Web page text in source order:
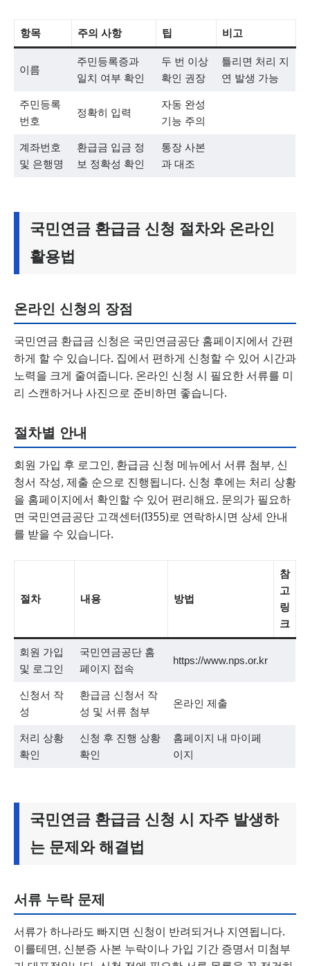
항목 주의 사항 팁 비고
이름
주민등록증과
일치 여부 확인
두 번 이상
확인 권장
틀리면 처리 지
연 발생 가능
주민등록
번호
정확히 입력
자동 완성
기능 주의
계좌번호
및 은행명
환급금 입금 정
보 정확성 확인
통장 사본
과 대조
국민연금 환급금 신청 절차와 온라인
활용법
온라인 신청의 장점
국민연금 환급금 신청은 국민연금공단 홈페이지에서 간편
하게 할 수 있습니다. 집에서 편하게 신청할 수 있어 시간과
노력을 크게 줄여줍니다. 온라인 신청 시 필요한 서류를 미
리 스캔하거나 사진으로 준비하면 좋습니다.
절차별 안내
회원 가입 후 로그인, 환급금 신청 메뉴에서 서류 첨부, 신
청서 작성, 제출 순으로 진행됩니다. 신청 후에는 처리 상황
을 홈페이지에서 확인할 수 있어 편리해요. 문의가 필요하
면 국민연금공단 고객센터(1355)로 연락하시면 상세 안내
를 받을 수 있습니다.
절차 내용 방법
참
고
링
크
회원 가입
및 로그인
국민연금공단 홈
페이지 접속
https://www.nps.or.kr
신청서 작
성
환급금 신청서 작
성 및 서류 첨부
온라인 제출
처리 상황
확인
신청 후 진행 상황
확인
홈페이지 내 마이페
이지
국민연금 환급금 신청 시 자주 발생하
는 문제와 해결법
서류 누락 문제
서류가 하나라도 빠지면 신청이 반려되거나 지연됩니다.
이를테면, 신분증 사본 누락이나 가입 기간 증명서 미첨부